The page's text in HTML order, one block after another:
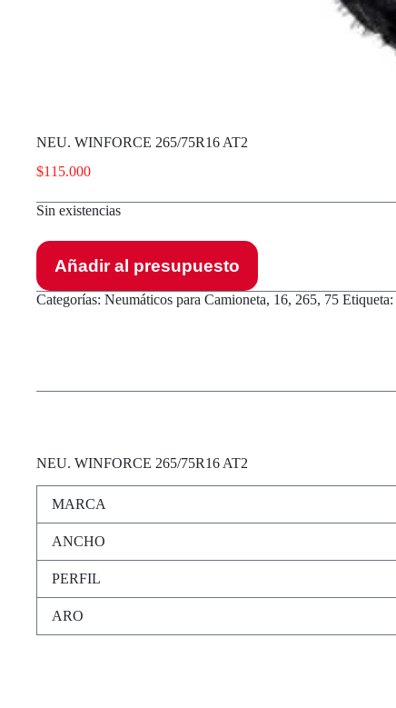
NEU. WINFORCE 265/75R16 AT2
$115.000
Sin existencias
Añadir al presupuesto
Categorías: Neumáticos para Camioneta, 16, 265, 75 Etiqueta:
NEU. WINFORCE 265/75R16 AT2
MARCA
ANCHO
PERFIL
ARO